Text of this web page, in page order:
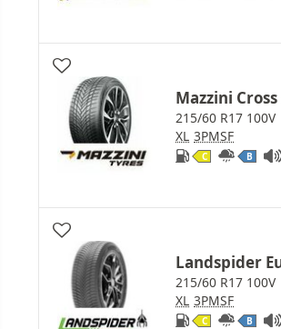
Mazzini
215/60 R17 100V
XL 3PMSF
C B
Landspider
215/60 R17 100V
XL 3PMSF
C B